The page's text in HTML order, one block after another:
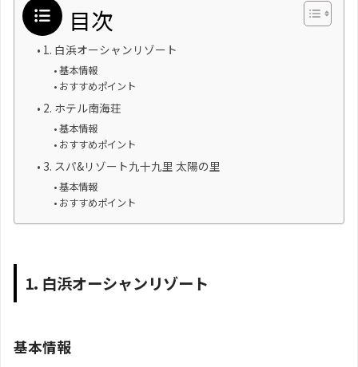
目次
1. 白浜オーシャンリゾート
基本情報
おすすめポイント
2. ホテル南海荘
基本情報
おすすめポイント
3. スパ&リゾート九十九里 太陽の里
基本情報
おすすめポイント
1. 白浜オーシャンリゾート
基本情報